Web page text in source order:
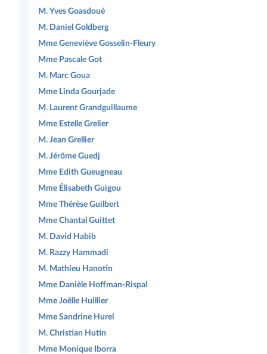
M. Yves Goasdoué
M. Daniel Goldberg
Mme Geneviève Gosselin-Fleury
Mme Pascale Got
M. Marc Goua
Mme Linda Gourjade
M. Laurent Grandguillaume
Mme Estelle Grelier
M. Jean Grellier
M. Jérôme Guedj
Mme Edith Gueugneau
Mme Élisabeth Guigou
Mme Thérèse Guilbert
Mme Chantal Guittet
M. David Habib
M. Razzy Hammadi
M. Mathieu Hanotin
Mme Danièle Hoffman-Rispal
Mme Joëlle Huillier
Mme Sandrine Hurel
M. Christian Hutin
Mme Monique Iborra